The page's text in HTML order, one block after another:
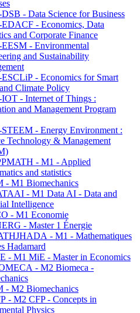
- Data Science for Business
- Economics, Data
and Corporate Finance
- Environmental
and Sustainability
- Economics for Smart
Climate Policy
- Internet of Things :
and Management Program
- Energy Environment :
Technology & Management
- M1 - Applied
and statistics
- M1 Biomechanics
- M1 Data AI - Data and
Intelligence
- M1 Economie
- Master 1 Énergie
- M1 - Mathematiques
Hadamard
- M1 MiE - Master in Economics
- M2 Biomeca -
- M2 Biomechanics
- M2 CFP - Concepts in
Physics